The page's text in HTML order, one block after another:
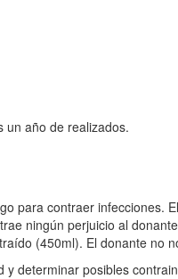
un año de realizados.
para contraer infecciones.
ningún perjuicio al
(450ml). El donante no
determinar posibles